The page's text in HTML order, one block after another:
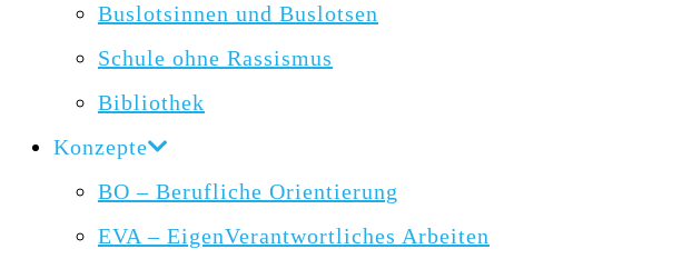
Buslotsinnen und Buslotsen
Schule ohne Rassismus
Bibliothek
Konzepte
BO – Berufliche Orientierung
EVA – EigenVerantwortliches Arbeiten